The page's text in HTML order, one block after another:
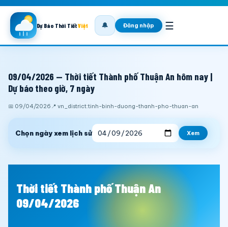
Dự Báo Thời TiếtViệt 🔔 Đăng nhập ☰
09/04/2026 — Thời tiết Thành phố Thuận An hôm nay |
Dự báo theo giờ, 7 ngày
📅 09/04/2026 📍 vn_district:tinh-binh-duong-thanh-pho-thuan-an
Chọn ngày xem lịch sử Xem
Thời tiết Thành phố Thuận An
09/04/2026